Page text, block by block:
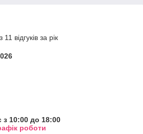
відгуків за рік
з 10:00 до 18:00
роботи